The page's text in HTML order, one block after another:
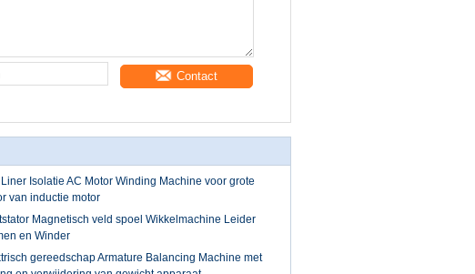
Contact
Isolatie AC Motor Winding Machine voor grote
van inductie motor
Magnetisch veld spoel Wikkelmachine Leider
en Winder
gereedschap Armature Balancing Machine met